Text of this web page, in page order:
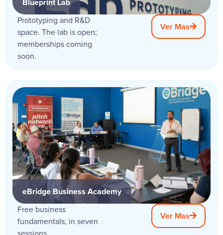
Prototyping and R&D
space. The lab is open;
memberships coming
soon.
Ver Mas
eBridge Business Academy
Free business
fundamentals, in seven
Ver Mas